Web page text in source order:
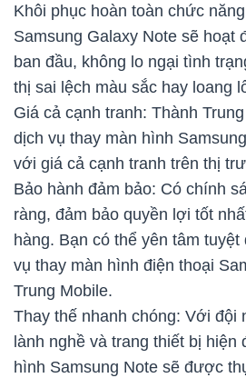
Khôi phục hoàn toàn chức
Samsung Galaxy Note sẽ hoạt
ban đầu, không lo ngại tình
thị sai lệch màu sắc hay loang
Giá cả cạnh tranh: Thành
dịch vụ thay màn hình
với giá cả cạnh tranh trên thị
Bảo hành đảm bảo: Có chính
ràng, đảm bảo quyền lợi tốt
hàng. Bạn có thể yên tâm
vụ thay màn hình điện thoại
Trung Mobile.
Thay thế nhanh chóng: Với đội
lành nghề và trang thiết bị hiện
hình Samsung Note sẽ được